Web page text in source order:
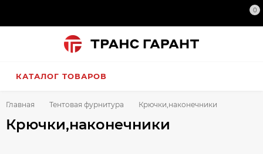
0
КАТАЛОГ ТОВАРОВ
Главная Тентовая фурнитура Крючки,наконечники
Крючки,наконечники